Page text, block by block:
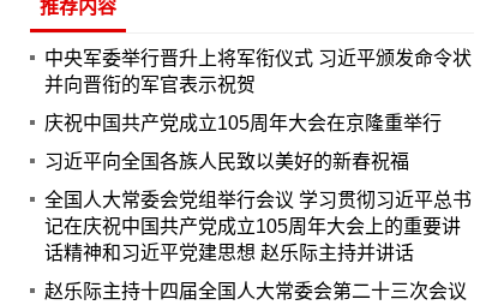
推荐内容
中央军委举行晋升上将军衔仪式 习近平颁发命令状
并向晋衔的军官表示祝贺
庆祝中国共产党成立105周年大会在京隆重举行
习近平向全国各族人民致以美好的新春祝福
全国人大常委会党组举行会议 学习贯彻习近平总书
记在庆祝中国共产党成立105周年大会上的重要讲
话精神和习近平党建思想 赵乐际主持并讲话
赵乐际主持十四届全国人大常委会第二十三次会议